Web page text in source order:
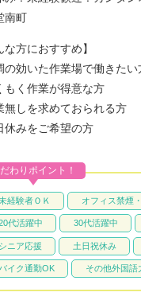
南町
な方におすすめ】
の効いた作業場で働きたい
もく作業が得意な方
無しを求めておられる方
休みをご希望の方
経験者ＯＫ オフィス禁煙
代活躍中 30代活躍中
シニア応援 土日祝休み
バイク通勤OK その他外国語
わりポイント！